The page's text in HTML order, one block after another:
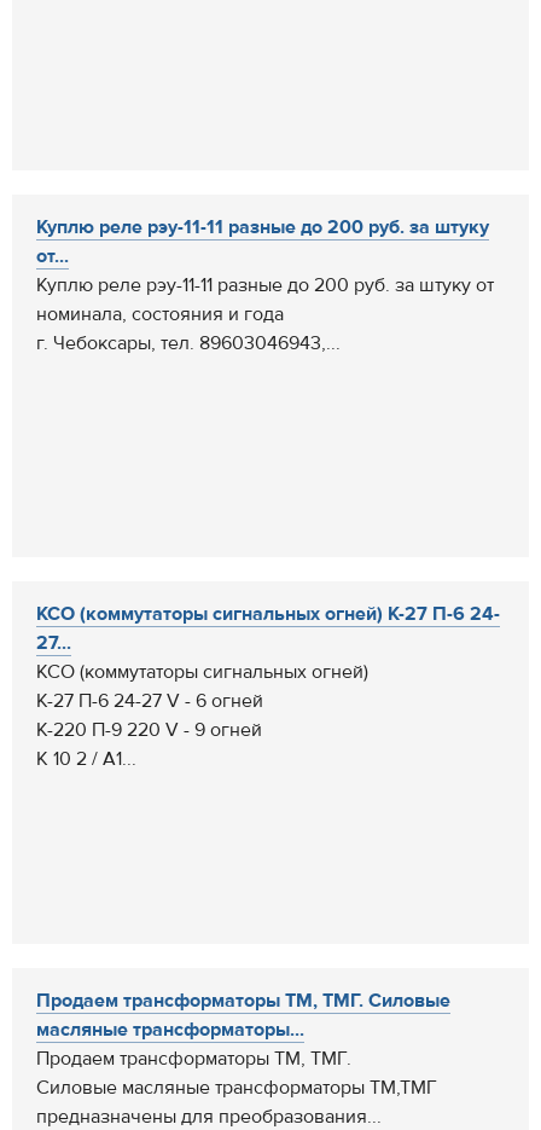
Куплю реле рэу-11-11 разные до 200 руб. за штуку
от...
Куплю реле рэу-11-11 разные до 200 руб. за штуку от
номинала, состояния и года
г. Чебоксары, тел. 89603046943,...
КСО (коммутаторы сигнальных огней) К-27 П-6 24-
27...
КСО (коммутаторы сигнальных огней)
К-27 П-6 24-27 V - 6 огней
К-220 П-9 220 V - 9 огней
К 10 2 / А1...
Продаем трансформаторы ТМ, ТМГ. Силовые
масляные трансформаторы...
Продаем трансформаторы ТМ, ТМГ.
Силовые масляные трансформаторы ТМ,ТМГ
предназначены для преобразования...